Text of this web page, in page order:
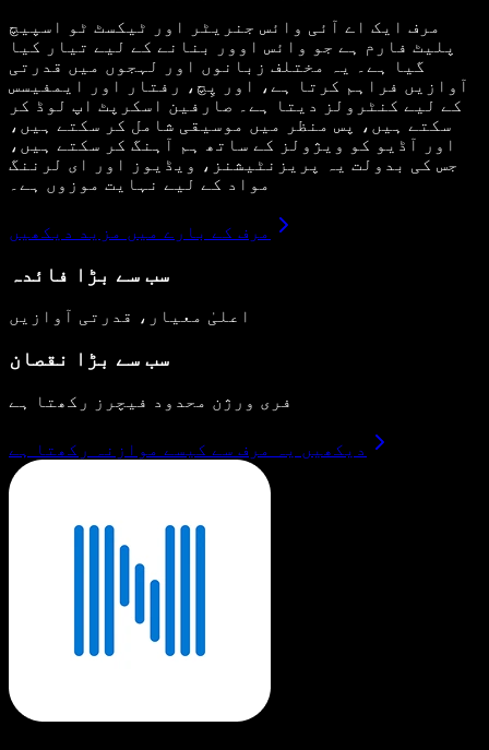
مرف ایک اے آئی وائس جنریٹر اور ٹیکسٹ ٹو اسپیچ
پلیٹ فارم ہے جو وائس اوور بنانے کے لیے تیار کیا
گیا ہے۔ یہ مختلف زبانوں اور لہجوں میں قدرتی
آوازیں فراہم کرتا ہے، اور پِچ، رفتار اور ایمفیسس
کے لیے کنٹرولز دیتا ہے۔ صارفین اسکرپٹ اپ لوڈ کر
سکتے ہیں، پس منظر میں موسیقی شامل کر سکتے ہیں،
اور آڈیو کو ویژولز کے ساتھ ہم آہنگ کر سکتے ہیں،
جس کی بدولت یہ پریزنٹیشنز، ویڈیوز اور ای لرننگ
مواد کے لیے نہایت موزوں ہے۔
مرف کے بارے میں مزید دیکھیں
سب سے بڑا فائدہ
اعلیٰ معیار، قدرتی آوازیں
سب سے بڑا نقصان
فری ورژن محدود فیچرز رکھتا ہے
دیکھیں یہ مرف سے کیسے موازنہ رکھتا ہے